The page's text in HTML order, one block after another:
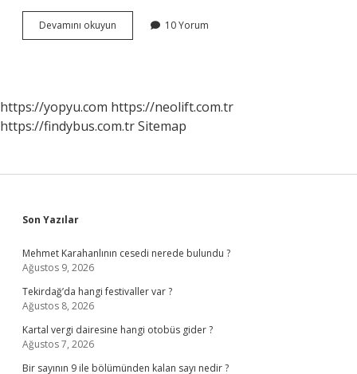
Devamını okuyun
Şek
10 Yorum
https://yopyu.com https://neolift.com.tr
https://findybus.com.trSitemap
Sidebar
Son Yazılar
Mehmet Karahanlının cesedi nerede bulundu ?
Ağustos 9, 2026
Tekirdağ’da hangi festivaller var ?
Ağustos 8, 2026
Kartal vergi dairesine hangi otobüs gider ?
Ağustos 7, 2026
Bir sayının 9 ile bölümünden kalan sayı nedir ?